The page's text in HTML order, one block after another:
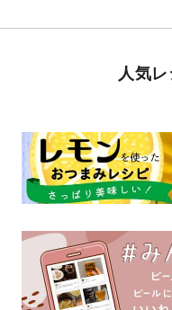
人気